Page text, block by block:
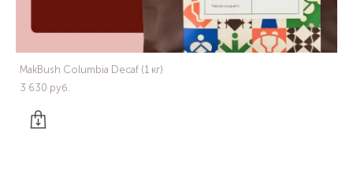
MakBush Columbia Decaf (1 кг)
3 630 pуб.